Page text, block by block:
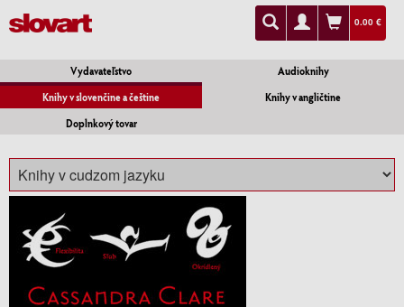
0.00 €
Vydavateľstvo
Audioknihy
Knihy v slovenčine a češtine
Knihy v angličtine
Doplnkový tovar